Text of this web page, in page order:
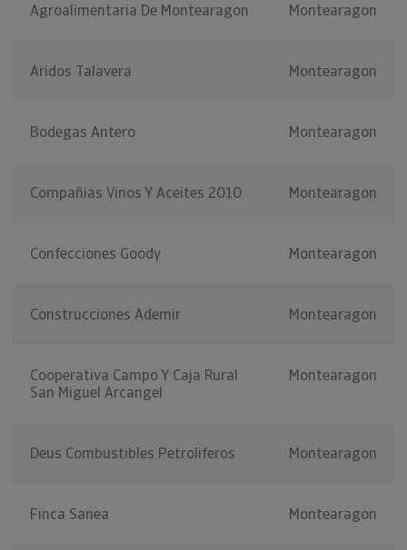
Agroalimentaria De Montearagon Montearagon
Aridos Talavera Montearagon
Bodegas Antero Montearagon
Compañias Vinos Y Aceites 2010 Montearagon
Confecciones Goody Montearagon
Construcciones Ademir Montearagon
Cooperativa Campo Y Caja Rural
San Miguel Arcangel
Montearagon
Deus Combustibles Petroliferos Montearagon
Finca Sanea Montearagon